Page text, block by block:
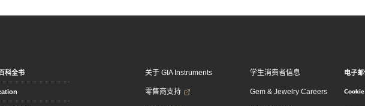
科全书 关于 GIA Instruments
零售商支持
学生消费者信息
Gem & Jewelry Careers
电子